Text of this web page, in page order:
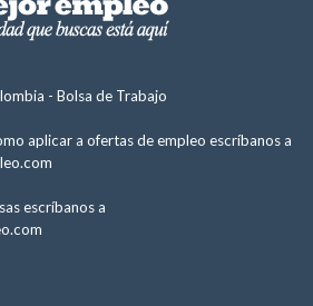
- Bolsa de Trabajo
aplicar a ofertas de empleo escríbanos a
escríbanos a